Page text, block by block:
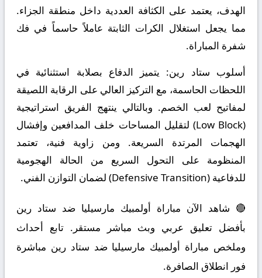
الهدف، يعتمد على الكثافة العددية داخل منطقة الجزاء.
مما يجعل استغلال الكرات الثابتة عاملاً حاسماً في فك
شفرة المباراة.
أسلوب ستاد رين: يتميز الدفاع بصلابة استثنائية في
اللحظات الحاسمة، مع التركيز العالي على الرقابة اللصيقة
لمفاتيح لعب الخصم. وبالتالي ينتهج الفريق استراتيجية
(Low Block) لتقليل المساحات خلف المدافعين وإفشال
الهجمات المرتدة السريعة. ومن زاوية فنية، تعتمد
المنظومة على التحول السريع من الحالة الهجومية
للدفاعية (Defensive Transition) لضمان التوازن الفني.
🔴 شاهد الآن مباراة أولمبيك مارسيليا ضد ستاد رين
بأفضل تعليق عربي وبث مباشر مستقر. تابع أحداث
وملخص مباراة أولمبيك مارسيليا ضد ستاد رين مباشرة
فور انطلاق الصافرة.